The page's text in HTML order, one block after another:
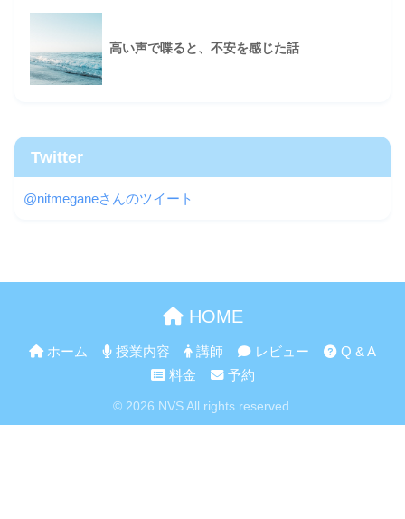
高い声で喋ると、不安を感じた話
Twitter
@nitmeganeさんのツイート
HOME
ホーム 授業内容 講師 レビュー
Q & A
料金
予約
© 2026 NVS All rights reserved.